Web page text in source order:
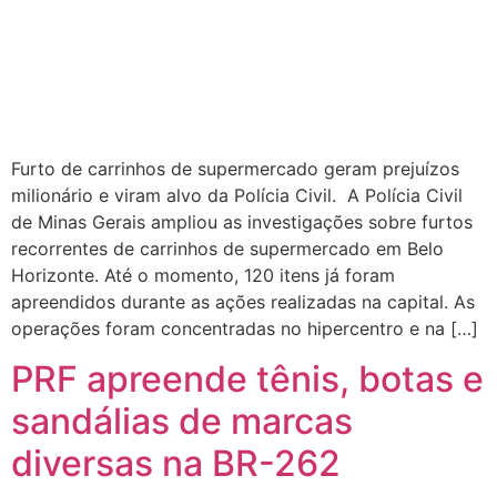
Furto de carrinhos de supermercado geram prejuízos
milionário e viram alvo da Polícia Civil. A Polícia Civil
de Minas Gerais ampliou as investigações sobre furtos
recorrentes de carrinhos de supermercado em Belo
Horizonte. Até o momento, 120 itens já foram
apreendidos durante as ações realizadas na capital. As
operações foram concentradas no hipercentro e na […]
PRF apreende tênis, botas e
sandálias de marcas
diversas na BR-262